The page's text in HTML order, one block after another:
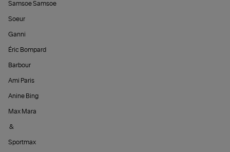
Samsoe Samsoe
Soeur
Ganni
Éric Bompard
Barbour
Ami Paris
Anine Bing
Max Mara
&
Sportmax